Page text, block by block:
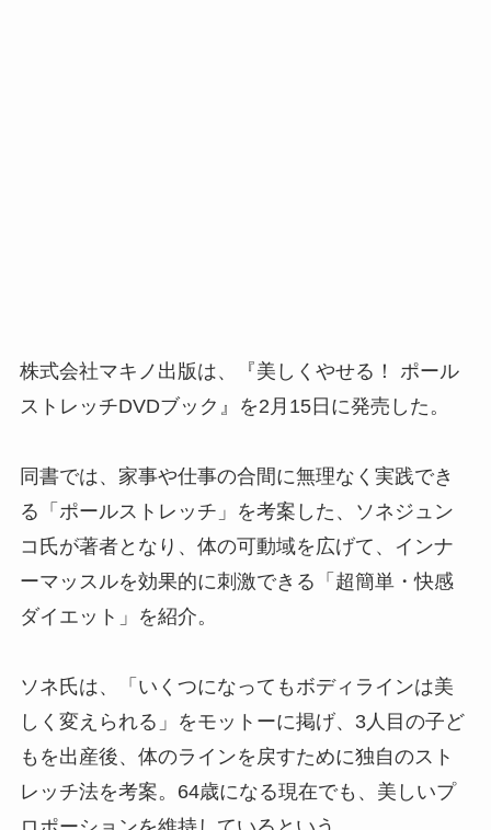
株式会社マキノ出版は、『美しくやせる！ ポール
ストレッチDVDブック』を2月15日に発売した。
同書では、家事や仕事の合間に無理なく実践でき
る「ポールストレッチ」を考案した、ソネジュン
コ氏が著者となり、体の可動域を広げて、インナ
ーマッスルを効果的に刺激できる「超簡単・快感
ダイエット」を紹介。
ソネ氏は、「いくつになってもボディラインは美
しく変えられる」をモットーに掲げ、3人目の子ど
もを出産後、体のラインを戻すために独自のスト
レッチ法を考案。64歳になる現在でも、美しいプ